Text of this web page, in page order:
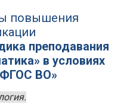
повышения
преподавания
в условиях
ФГОС ВО»